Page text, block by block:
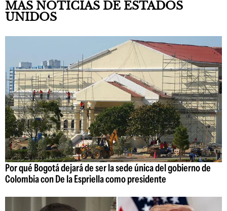
MÁS NOTICIAS DE ESTADOS
UNIDOS
Por qué Bogotá dejará de ser la sede única del gobierno de
Colombia con De la Espriella como presidente